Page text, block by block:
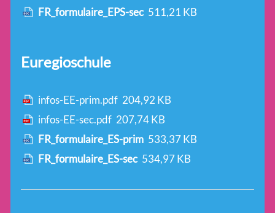
FR_formulaire_EPS-sec 511,21 KB
Euregioschule
infos-EE-prim.pdf 204,92 KB
infos-EE-sec.pdf 207,74 KB
FR_formulaire_ES-prim 533,37 KB
FR_formulaire_ES-sec 534,97 KB